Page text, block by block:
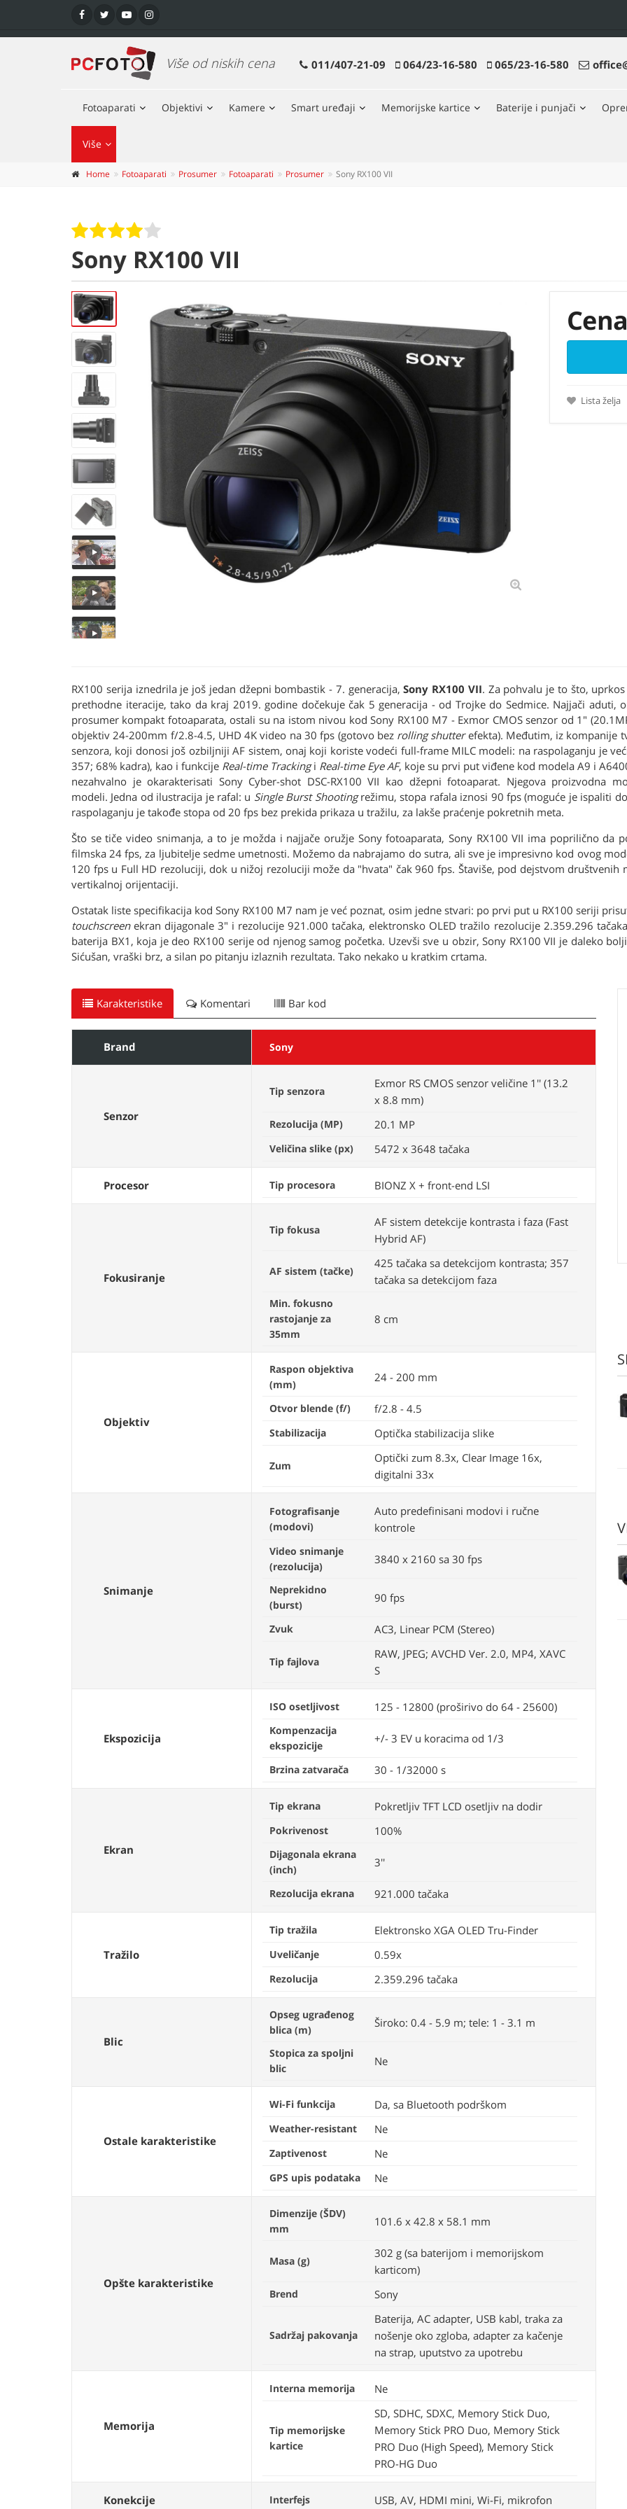
Više od niskih cena 011/407-21-09 064/23-16-580 065/23-16-580
Fotoaparati Objektivi Kamere Smart uređaji Memorijske kartice Baterije i punjači
Više
Home Fotoaparati Prosumer Fotoaparati Prosumer Sony RX100 VII
Sony RX100 VII
Lista želja
RX100 serija iznedrila je još jedan džepni bombastik - 7. generacija,Sony RX100 VII. Za pohvalu je to što,
prethodne iteracije, tako da kraj 2019. godine dočekuje čak 5 generacija - od Trojke do Sedmice. Najjači aduti,
prosumer kompakt fotoaparata, ostali su na istom nivou kod Sony RX100 M7 - Exmor CMOS senzor od 1"
objektiv 24-200mm f/2.8-4.5, UHD 4K video na 30 fps (gotovo bez rolling shutterefekta). Međutim, iz kompanije
senzora, koji donosi još ozbiljniji AF sistem, onaj koji koriste vodeći full-frame MILC modeli: na raspolaganju je
357; 68% kadra), kao i funkcije Real-time Trackingi Real-time Eye AF, koje su prvi put viđene kod modela A9 i
nezahvalno je okarakterisati Sony Cyber-shot DSC-RX100 VII kao džepni fotoaparat. Njegova
modeli. Jedna od ilustracija je rafal: u Single Burst Shootingrežimu, stopa rafala iznosi 90 fps (moguće je ispaliti
raspolaganju je takođe stopa od 20 fps bez prekida prikaza u tražilu, za lakše praćenje pokretnih meta.
Što se tiče video snimanja, a to je možda i najjače oružje Sony fotoaparata, Sony RX100 VII ima poprilično
filmska 24 fps, za ljubitelje sedme umetnosti. Možemo da nabrajamo do sutra, ali sve je impresivno kod ovog
120 fps u Full HD rezoluciji, dok u nižoj rezoluciji može da "hvata" čak 960 fps. Štaviše, pod dejstvom društvenih
vertikalnoj orijentaciji.
Ostatak liste specifikacija kod Sony RX100 M7 nam je već poznat, osim jedne stvari: po prvi put u RX100 seriji
touchscreenekran dijagonale 3" i rezolucije 921.000 tačaka, elektronsko OLED tražilo rezolucije 2.359.296
baterija BX1, koja je deo RX100 serije od njenog samog početka. Uzevši sve u obzir, Sony RX100 VII je daleko
Sićušan, vraški brz, a silan po pitanju izlaznih rezultata. Tako nekako u kratkim crtama.
Karakteristike Komentari Bar kod
Brand Sony
Senzor
Tip senzora
Exmor RS CMOS senzor veličine 1'' (13.2
x 8.8 mm)
Rezolucija (MP) 20.1 MP
Veličina slike (px) 5472 x 3648 tačaka
Procesor Tip procesora BIONZ X + front-end LSI
Fokusiranje
Tip fokusa
AF sistem detekcije kontrasta i faza (Fast
Hybrid AF)
AF sistem (tačke)
425 tačaka sa detekcijom kontrasta; 357
tačaka sa detekcijom faza
Min. fokusno
rastojanje za
35mm
8 cm
Objektiv
Raspon objektiva
(mm)
24 - 200 mm
Otvor blende (f/) f/2.8 - 4.5
Stabilizacija Optička stabilizacija slike
Zum
Optički zum 8.3x, Clear Image 16x,
digitalni 33x
Snimanje
Fotografisanje
(modovi)
Auto predefinisani modovi i ručne
kontrole
Video snimanje
(rezolucija)
3840 x 2160 sa 30 fps
Neprekidno
(burst)
90 fps
Zvuk AC3, Linear PCM (Stereo)
Tip fajlova
RAW, JPEG; AVCHD Ver. 2.0, MP4, XAVC
S
Ekspozicija
ISO osetljivost 125 - 12800 (proširivo do 64 - 25600)
Kompenzacija
ekspozicije
+/- 3 EV u koracima od 1/3
Brzina zatvarača 30 - 1/32000 s
Ekran
Tip ekrana Pokretljiv TFT LCD osetljiv na dodir
Pokrivenost 100%
Dijagonala ekrana
(inch)
3''
Rezolucija ekrana 921.000 tačaka
Tražilo
Tip tražila Elektronsko XGA OLED Tru-Finder
Uveličanje 0.59x
Rezolucija 2.359.296 tačaka
Blic
Opseg ugrađenog
blica (m)
Široko: 0.4 - 5.9 m; tele: 1 - 3.1 m
Stopica za spoljni
blic
Ne
Ostale karakteristike
Wi-Fi funkcija Da, sa Bluetooth podrškom
Weather-resistant Ne
Zaptivenost Ne
GPS upis podataka Ne
Opšte karakteristike
Dimenzije (ŠDV)
mm
101.6 x 42.8 x 58.1 mm
Masa (g)
302 g (sa baterijom i memorijskom
karticom)
Brend Sony
Sadržaj pakovanja
Baterija, AC adapter, USB kabl, traka za
nošenje oko zgloba, adapter za kačenje
na strap, uputstvo za upotrebu
Memorija
Interna memorija Ne
Tip memorijske
kartice
SD, SDHC, SDXC, Memory Stick Duo,
Memory Stick PRO Duo, Memory Stick
PRO Duo (High Speed), Memory Stick
PRO-HG Duo
Konekcije Interfejs USB, AV, HDMI mini, Wi-Fi, mikrofon